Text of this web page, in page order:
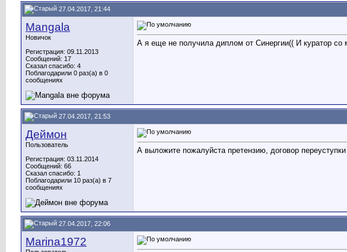
27.04.2017, 21:44
Mangala
Новичок
Регистрация: 09.11.2013
Сообщений: 17
Сказал спасибо: 4
Поблагодарили 0 раз(а) в 0
сообщениях
А я еще не получила диплом от Синергии(( И куратор
27.04.2017, 21:53
Деймон
Пользователь
Регистрация: 03.11.2014
Сообщений: 66
Сказал спасибо: 1
Поблагодарили 10 раз(а) в 7
сообщениях
А выложите пожалуйста претензию, договор
27.04.2017, 22:06
Marina1972